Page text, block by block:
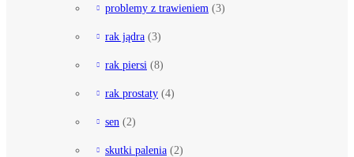
problemy z trawieniem (3)
rak jądra (3)
rak piersi (8)
rak prostaty (4)
sen (2)
skutki palenia (2)